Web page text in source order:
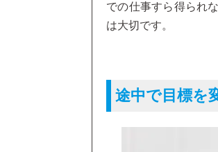
での仕事すら得られ
は大切です。
途中で目標を